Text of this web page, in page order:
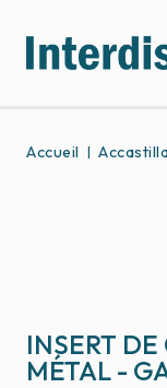
Accueil
INSERT
MÉTAL -